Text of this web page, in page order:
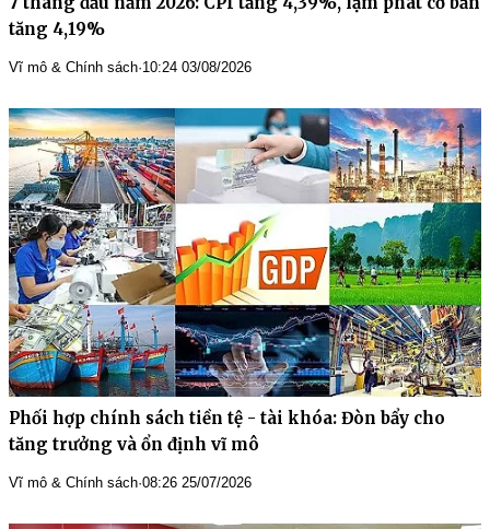
tăng 4,19%
Vĩ mô & Chính sách·10:24 03/08/2026
Phối hợp chính sách tiền tệ - tài khóa: Đòn bẩy cho
tăng trưởng và ổn định vĩ mô
Vĩ mô & Chính sách·08:26 25/07/2026